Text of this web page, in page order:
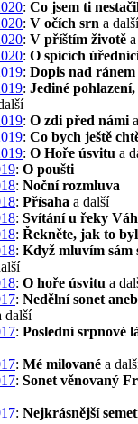
: Co jsem ti
: V očích srn a další
: V příštím životě
: O spících
: Dopis nad ránem
: Jediné
: O zdi před námi
: Co bych ještě
: O Hoře úsvitu a
: O poušti
: Noční rozmluva
: Přísaha a další
: Svítání u řeky Váh
: Řekněte, jak to
: Když mluvím sám
: O hoře úsvitu a
: Nedělní sonet
další
: Poslední srpnové
: Mé milované a
: Sonet věnovaný
: Nejkrásnější